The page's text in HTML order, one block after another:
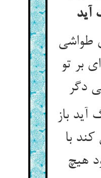
طواشی
بر تو
باز
با
هیچ